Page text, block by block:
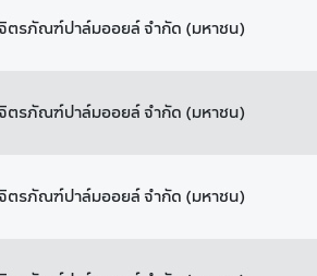
ตรภัณฑ์ปาล์มออยล์ จำกัด (มหาชน)
ตรภัณฑ์ปาล์มออยล์ จำกัด (มหาชน)
ตรภัณฑ์ปาล์มออยล์ จำกัด (มหาชน)